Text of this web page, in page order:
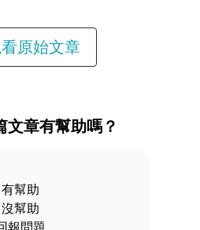
原始文章
文章有幫助嗎？
有幫助
沒幫助
報問題